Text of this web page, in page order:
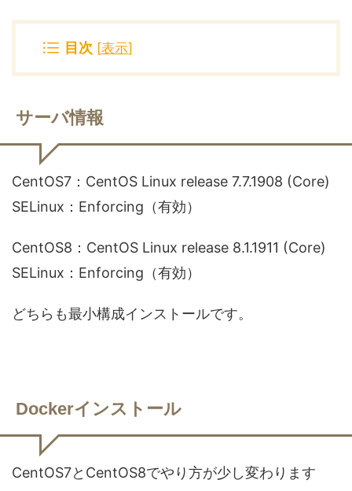
目次 [表示]
サーバ情報
CentOS7：CentOS Linux release 7.7.1908 (Core)
SELinux：Enforcing（有効）
CentOS8：CentOS Linux release 8.1.1911 (Core)
SELinux：Enforcing（有効）
どちらも最小構成インストールです。
Dockerインストール
CentOS7とCentOS8でやり方が少し変わります